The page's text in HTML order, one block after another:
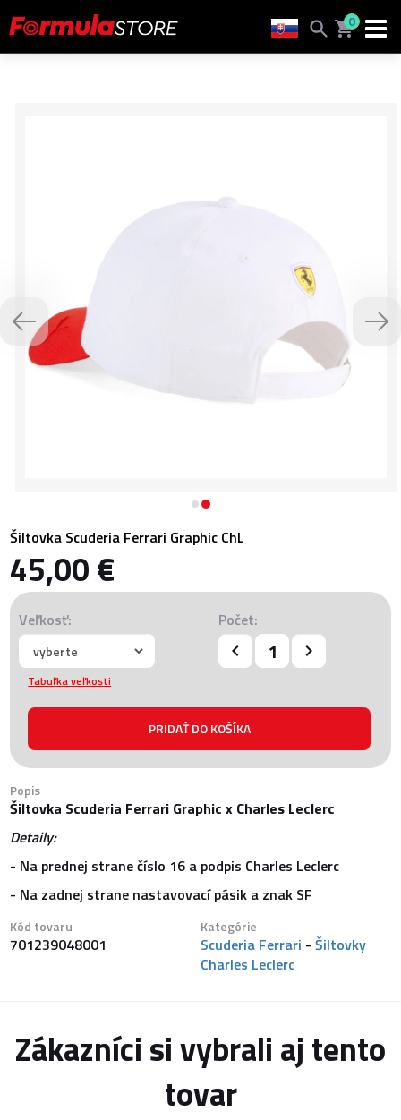
0
Šiltovka Scuderia Ferrari Graphic ChL
45,00 €
Veľkosť: Počet:
Tabuľka veľkosti
Popis
Šiltovka Scuderia Ferrari Graphic x Charles Leclerc
Detaily:
- Na prednej strane číslo 16 a podpis Charles Leclerc
- Na zadnej strane nastavovací pásik a znak SF
Kód tovaru
701239048001
Kategórie
Scuderia Ferrari - Šiltovky
Charles Leclerc
Zákazníci si vybrali aj tento
tovar